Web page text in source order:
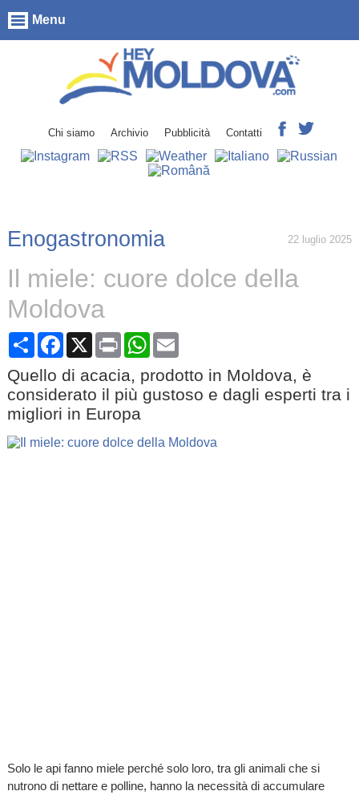
Chi siamo Archivio Pubblicità Contatti
Menu
Enogastronomia 22 luglio 2025
Il miele: cuore dolce della
Moldova
ShareFacebook
X Print WhatsApp
Email
Quello di acacia, prodotto in Moldova, è
considerato il più gustoso e dagli esperti tra i
migliori in Europa
Solo le api fanno miele perché solo loro, tra gli animali che si
nutrono di nettare e polline, hanno la necessità di accumulare